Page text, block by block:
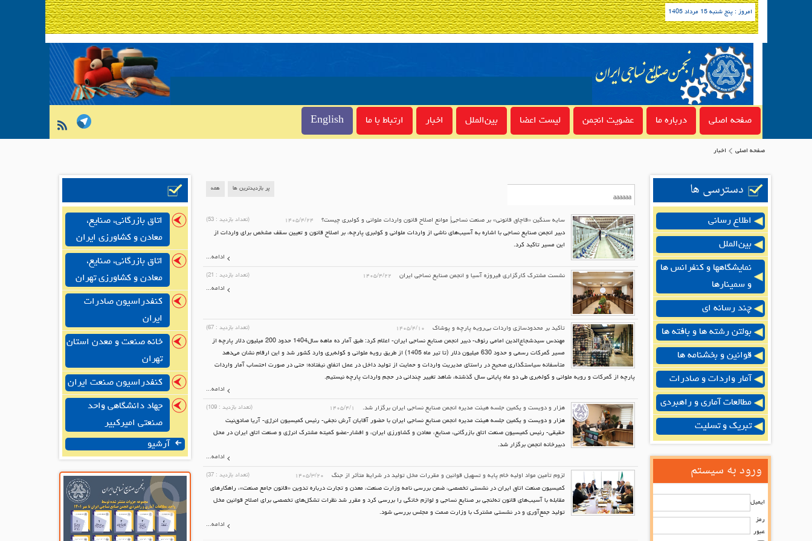
امروز : پنج شنبه 15 مرداد 1405
صفحه اصلی درباره ما عضویت انجمن لیست اعضا بین‌الملل اخبار ارتباط با ما English
صفحه اصلی اخبار
دسترسی ها
اطلاع رسانی
بین‌الملل
نمایشگاهها و کنفرانس ها
و سمینارها
چند رسانه ای
بولتن رشته ها و بافته ها
قوانین و بخشنامه ها
آمار واردات و صادرات
مطالعات آماری و راهبردی
تبریک و تسلیت
ورود به سیستم
ایمیل
رمز
عبور
پر بازدیدترین ها همه
سایه سنگین «قاچاق قانونی» بر صنعت نساجی| موانع اصلاح قانون واردات ملوانی و کولبری چیست؟ ۱۴۰۵/۴/۲۴ (تعداد بازدید : 53
)
دبیر انجمن صنایع نساجی با اشاره به آسیب‌های ناشی از واردات ملوانی و کولبری پارچه، بر اصلاح قانون و تعیین سقف مشخص برای واردات از
این مسیر تاکید کرد.
ادامه...
نشست مشترک کارگزاری فیروزه آسیا و انجمن صنایع نساجی ایران ۱۴۰۵/۴/۲۲ (تعداد بازدید : 21
)
ادامه...
تأکید بر محدود‌سازی واردات بی‌رویه پارچه و پوشاک ۱۴۰۵/۴/۱۰ (تعداد بازدید : 67
)
مهندس سیدشجاع‌الدین امامی رئوف- دبیر انجمن صنایع نساجی ایران- اعلام کرد: طبق آمار ده ماهه سال1404 حدود 200 میلیون دلار پارچه از
مسیر گمرکات رسمی و حدود 630 میلیون دلار (تا تیر ماه 1405) از طریق رویه ملوانی و کوله‌بری وارد کشور شد و این ارقام نشان می‌دهد
متأسفانه سیاستگذاری صحیح در راستای مدیریت واردات و حمایت از تولید داخل در عمل اتفاق نیفتاده؛ حتی در صورت احتساب آمار واردات
پارچه از گمرکات و رویه ملوانی و کوله‌بری طی دو ماه پایانی سال گذشته، شاهد تغییر چندانی در حجم واردات پارچه نیستیم.
ادامه...
هزار و دویست و یکمین جلسه هیئت مدیره انجمن صنایع نساجی ایران برگزار شد. ۱۴۰۵/۴/۱ (تعداد بازدید : 109
)
هزار و دویست و یکمین جلسه هیئت مدیره انجمن صنایع نساجی ایران با حضور آقایان آرش نجفی- رئیس کمیسیون انرژی- آریا صادق‌نیت
حقیقی- رئیس کمیسیون صنعت اتاق بازرگانی، صنایع، معادن و کشاورزی ایران، و افشار-عضو کمیته مشترک انرژی و صنعت اتاق ایران در محل
دبیرخانه انجمن برگزار شد.
ادامه...
لزوم تأمین مواد اولیه خام پایه و تسهیل قوانین و مقررات مخل تولید در شرایط متأثر از جنگ ۱۴۰۵/۳/۲۰ (تعداد بازدید : 37
)
کمیسیون صنعت اتاق ایران در نشستی تخصصی، ضمن بررسی نامه وزارت صنعت، معدن و تجارت درباره تدوین «قانون جامع صنعت»، راهکارهای
مقابله با آسیب‌های قانون ته‌لنجی بر صنایع نساجی و لوازم خانگی را بررسی کرد و مقرر شد نظرات تشکل‌های تخصصی برای اصلاح قوانین مخل
تولید جمع‌آوری و در نشستی مشترک با وزارت صمت و مجلس بررسی شود.
ادامه...
اتاق بازرگانی، صنایع،
معادن و کشاورزی ایران
اتاق بازرگانی، صنایع،
معادن و کشاورزی تهران
کنفدراسیون صادرات
ایران
خانه صنعت و معدن استان
تهران
کنفدراسیون صنعت ایران
جهاد دانشگاهی واحد
صنعتی امیرکبیر
آرشیو